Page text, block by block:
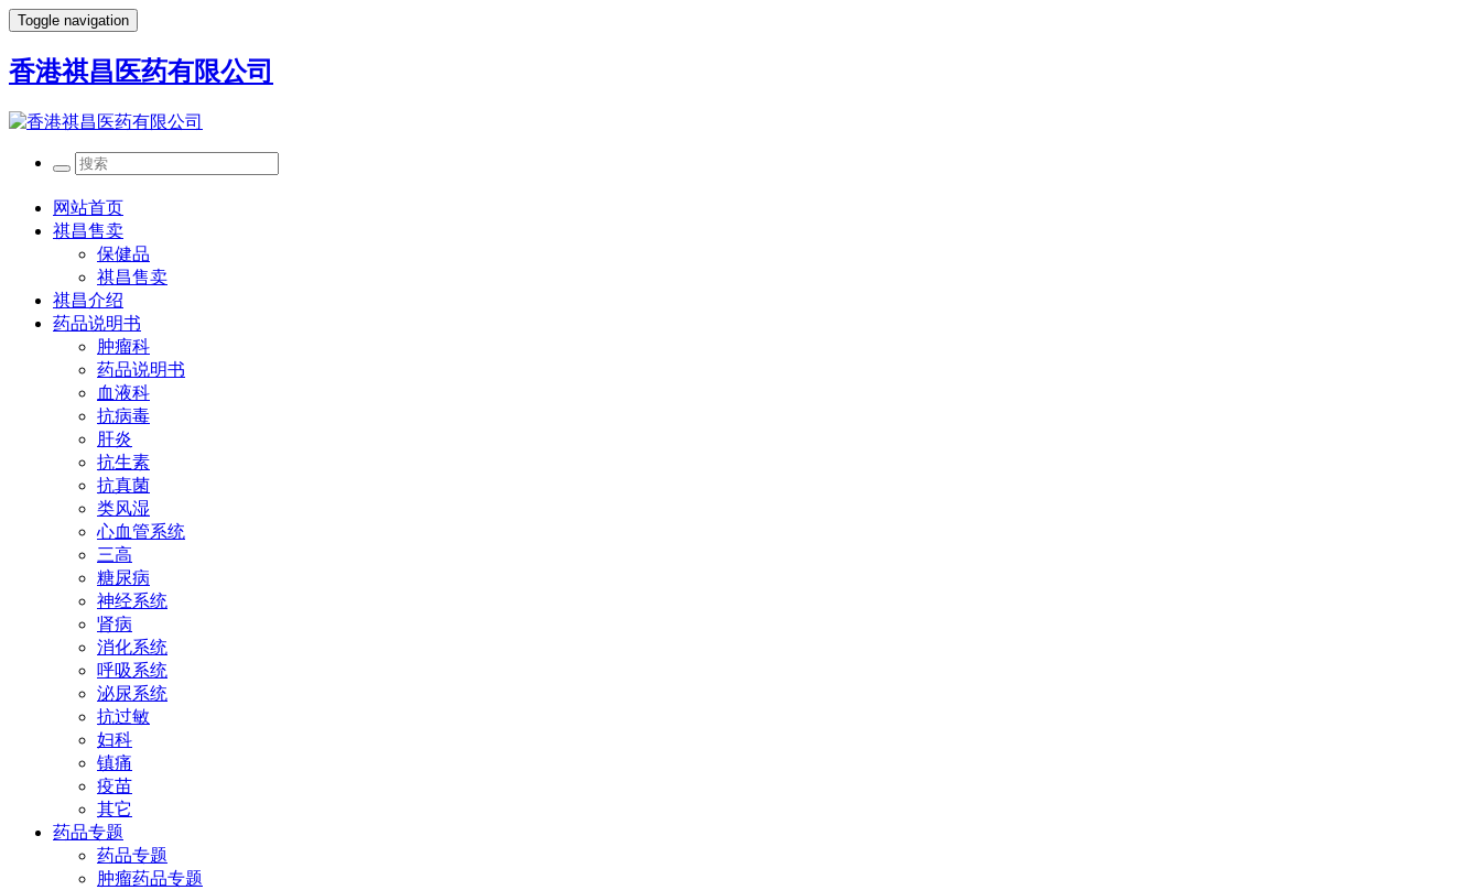
Toggle navigation
香港祺昌医药有限公司
网站首页
祺昌售卖
保健品
祺昌售卖
祺昌介绍
药品说明书
肿瘤科
药品说明书
血液科
抗病毒
肝炎
抗生素
抗真菌
类风湿
心血管系统
三高
糖尿病
神经系统
肾病
消化系统
呼吸系统
泌尿系统
抗过敏
妇科
镇痛
疫苗
其它
药品专题
药品专题
肿瘤药品专题